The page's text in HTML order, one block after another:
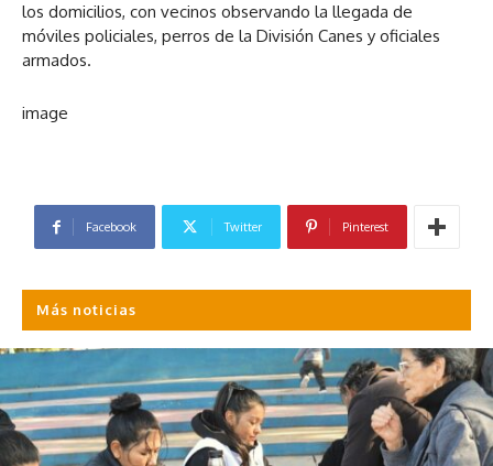
los domicilios, con vecinos observando la llegada de
móviles policiales, perros de la División Canes y oficiales
armados.
image
Facebook Twitter Pinterest
Más noticias